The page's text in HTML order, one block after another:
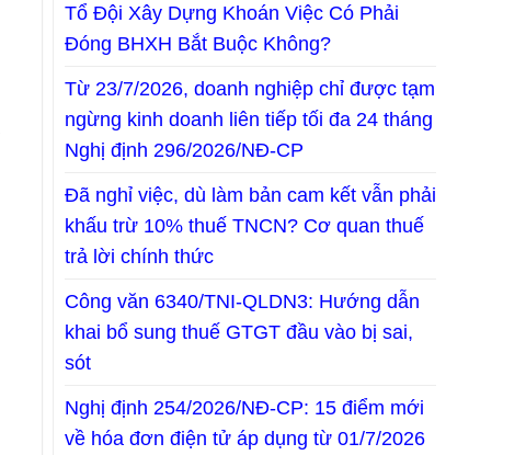
Tổ Đội Xây Dựng Khoán Việc Có Phải
Đóng BHXH Bắt Buộc Không?
Từ 23/7/2026, doanh nghiệp chỉ được tạm
ngừng kinh doanh liên tiếp tối đa 24 tháng
Nghị định 296/2026/NĐ-CP
Đã nghỉ việc, dù làm bản cam kết vẫn phải
khấu trừ 10% thuế TNCN? Cơ quan thuế
trả lời chính thức
Công văn 6340/TNI-QLDN3: Hướng dẫn
khai bổ sung thuế GTGT đầu vào bị sai,
sót
Nghị định 254/2026/NĐ-CP: 15 điểm mới
về hóa đơn điện tử áp dụng từ 01/7/2026